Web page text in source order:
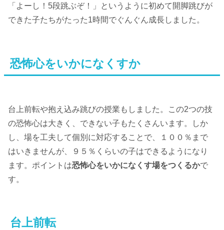
「よーし！5段跳ぶぞ！」というように初めて開脚跳びが
できた子たちがたった1時間でぐんぐん成長しました。
恐怖心をいかになくすか
台上前転や抱え込み跳びの授業もしました。この2つの技
の恐怖心は大きく、できない子もたくさんいます。しか
し、場を工夫して個別に対応することで、１００％まで
はいきませんが、９５％くらいの子はできるようになり
ます。ポイントは恐怖心をいかになくす場をつくるかで
す。
台上前転